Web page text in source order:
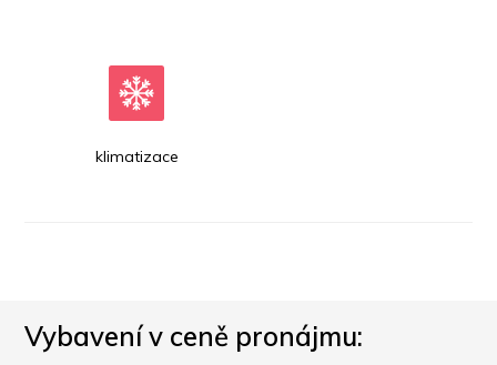
klimatizace
Vybavení v ceně pronájmu: